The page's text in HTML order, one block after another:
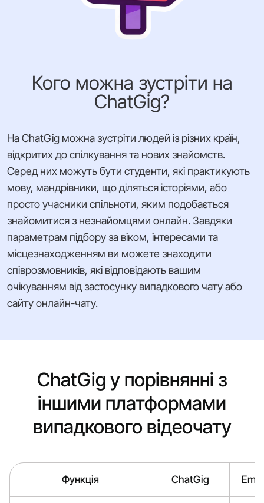
Кого можна зустріти на
ChatGig?
На ChatGig можна зустріти людей із різних країн,
відкритих до спілкування та нових знайомств.
Серед них можуть бути студенти, які практикують
мову, мандрівники, що діляться історіями, або
просто учасники спільноти, яким подобається
знайомитися з незнайомцями онлайн. Завдяки
параметрам підбору за віком, інтересами та
місцезнаходженням ви можете знаходити
співрозмовників, які відповідають вашим
очікуванням від застосунку випадкового чату або
сайту онлайн-чату.
ChatGig у порівнянні з
іншими платформами
випадкового відеочату
Функція ChatGig